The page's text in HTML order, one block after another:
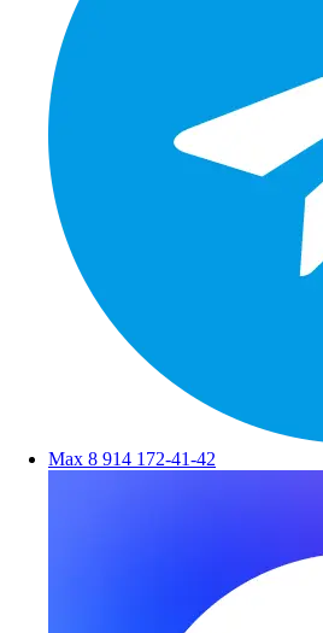
Max 8 914 172-41-42